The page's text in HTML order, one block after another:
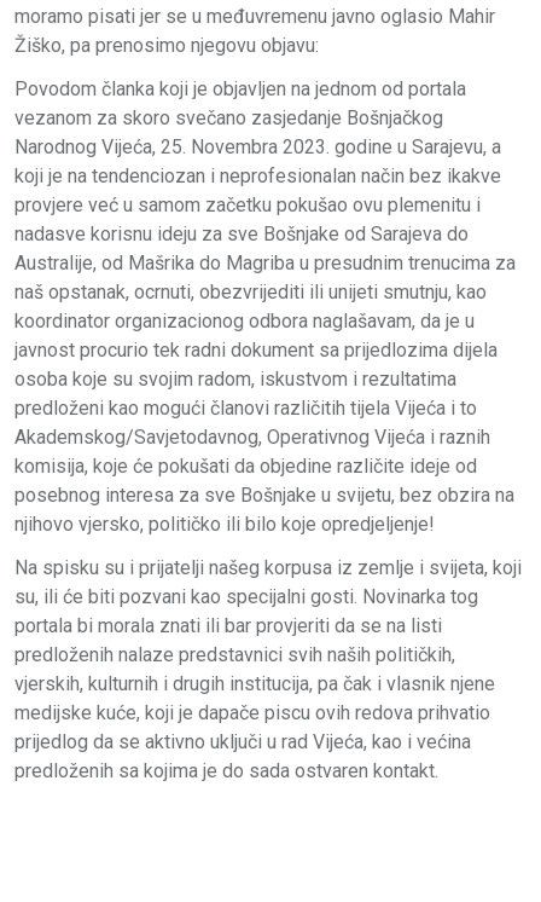
moramo pisati jer se u međuvremenu javno oglasio Mahir
Žiško, pa prenosimo njegovu objavu:
Povodom članka koji je objavljen na jednom od portala
vezanom za skoro svečano zasjedanje Bošnjačkog
Narodnog Vijeća, 25. Novembra 2023. godine u Sarajevu, a
koji je na tendenciozan i neprofesionalan način bez ikakve
provjere već u samom začetku pokušao ovu plemenitu i
nadasve korisnu ideju za sve Bošnjake od Sarajeva do
Australije, od Mašrika do Magriba u presudnim trenucima za
naš opstanak, ocrnuti, obezvrijediti ili unijeti smutnju, kao
koordinator organizacionog odbora naglašavam, da je u
javnost procurio tek radni dokument sa prijedlozima dijela
osoba koje su svojim radom, iskustvom i rezultatima
predloženi kao mogući članovi različitih tijela Vijeća i to
Akademskog/Savjetodavnog, Operativnog Vijeća i raznih
komisija, koje će pokušati da objedine različite ideje od
posebnog interesa za sve Bošnjake u svijetu, bez obzira na
njihovo vjersko, političko ili bilo koje opredjeljenje!
Na spisku su i prijatelji našeg korpusa iz zemlje i svijeta, koji
su, ili će biti pozvani kao specijalni gosti. Novinarka tog
portala bi morala znati ili bar provjeriti da se na listi
predloženih nalaze predstavnici svih naših političkih,
vjerskih, kulturnih i drugih institucija, pa čak i vlasnik njene
medijske kuće, koji je dapače piscu ovih redova prihvatio
prijedlog da se aktivno uključi u rad Vijeća, kao i većina
predloženih sa kojima je do sada ostvaren kontakt.